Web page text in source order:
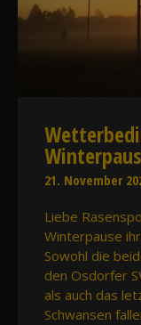
21. November
Liebe
Winterpause
Sowohl die
den Osdorfer
als auch das